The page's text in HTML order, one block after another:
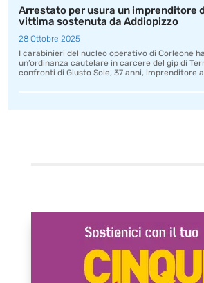
Arrestato per usura un imprenditore
vittima sostenuta da Addiopizzo
28 Ottobre 2025
I carabinieri del nucleo operativo di Corleone
un’ordinanza cautelare in carcere del gip di
confronti di Giusto Sole, 37 anni, imprenditore